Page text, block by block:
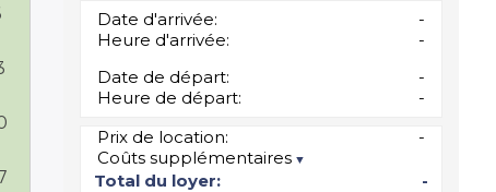
Date d'arrivée:
-
Heure d'arrivée:
-
Date de départ:
-
Heure de départ:
-
Prix de location:
-
Coûts supplémentaires
Total du loyer:
-